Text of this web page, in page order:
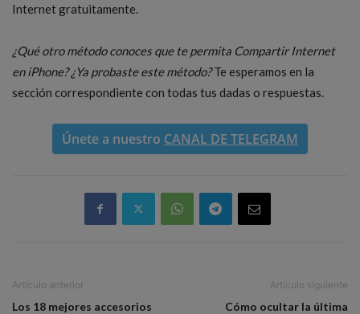
Internet gratuitamente.
¿Qué otro método conoces que te permita Compartir Internet
en iPhone? ¿Ya probaste este método?Te esperamos en la
sección correspondiente con todas tus dadas o respuestas.
Únete a nuestro CANAL DE TELEGRAM
Artículo anterior
Los 18 mejores accesorios
Artículo siguiente
Cómo ocultar la última